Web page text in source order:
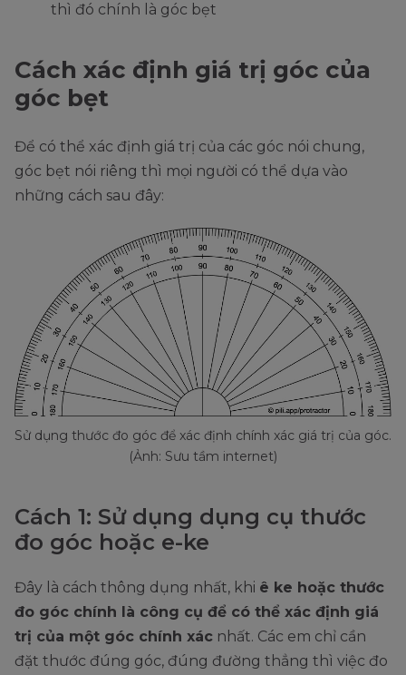
thì đó chính là góc bẹt
Cách xác định giá trị góc của
góc bẹt
Để có thể xác định giá trị của các góc nói chung,
góc bẹt nói riêng thì mọi người có thể dựa vào
những cách sau đây:
Sử dụng thước đo góc để xác định chính xác giá trị của góc.
(Ảnh: Sưu tầm internet)
Cách 1: Sử dụng dụng cụ thước
đo góc hoặc e-ke
Đây là cách thông dụng nhất, khi ê ke hoặc thước
đo góc chính là công cụ để có thể xác định giá
trị của một góc chính xác nhất. Các em chỉ cần
đặt thước đúng góc, đúng đường thẳng thì việc đo